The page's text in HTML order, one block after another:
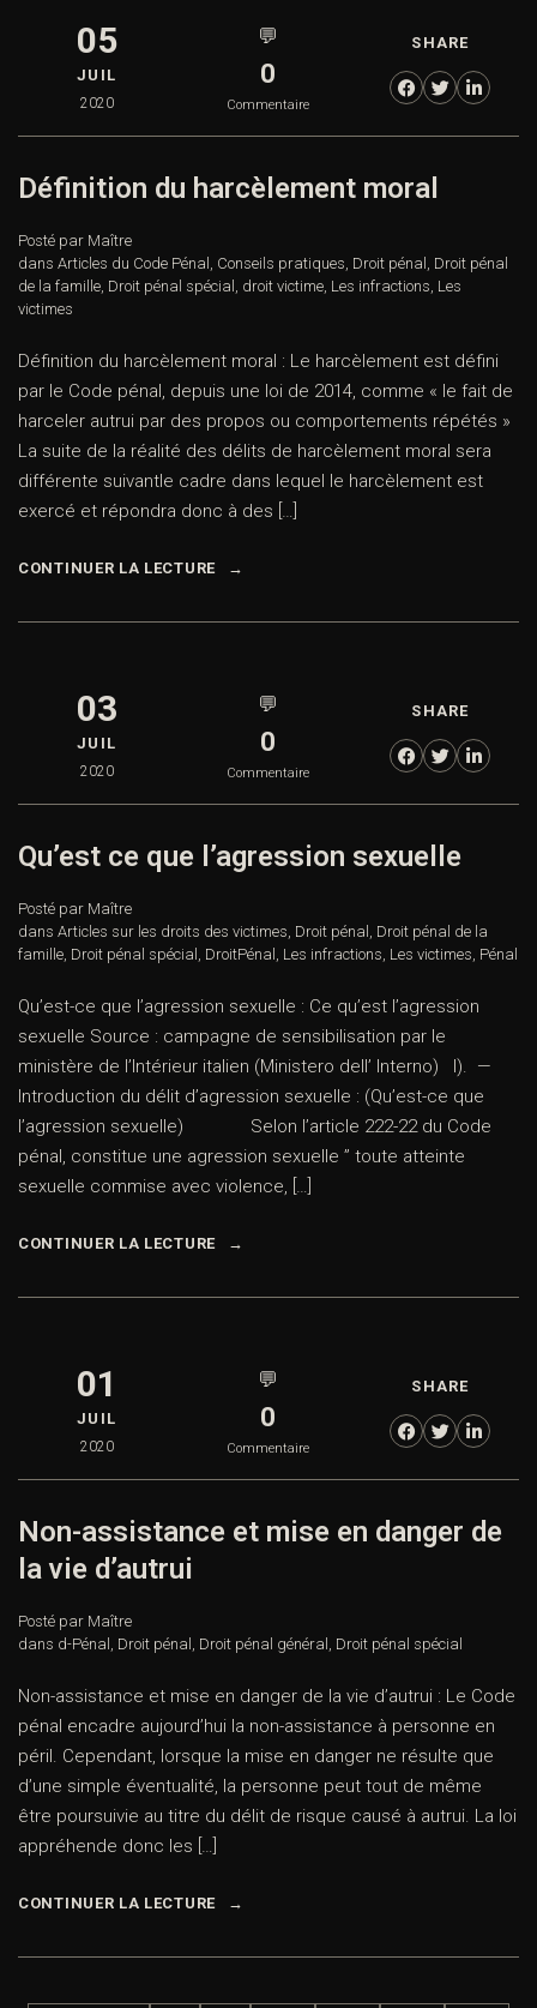
05
JUIL
2020
💬
0
Commentaire
SHARE
Définition du harcèlement moral
Posté par Maître
dans Articles du Code Pénal , Conseils pratiques, Droit pénal , Droit pénal
de la famille, Droit pénal spécial , droit victime, Les infractions, Les
victimes
Définition du harcèlement moral : Le harcèlement est défini
par le Code pénal, depuis une loi de 2014, comme « le fait de
harceler autrui par des propos ou comportements répétés »
La suite de la réalité des délits de harcèlement moral sera
différente suivantle cadre dans lequel le harcèlement est
exercé et répondra donc à des […]
CONTINUER LA LECTURE
03
JUIL
2020
💬
0
Commentaire
SHARE
Qu’est ce que l’agression sexuelle
Posté par Maître
dans Articles sur les droits des victimes, Droit pénal , Droit pénal de la
famille, Droit pénal spécial , DroitPénal , Les infractions, Les victimes, Pénal
Qu’est-ce que l’agression sexuelle : Ce qu’est l’agression
sexuelle Source : campagne de sensibilisation par le
ministère de l’Intérieur italien (Ministero dell’ Interno) I). —
Introduction du délit d’agression sexuelle : (Qu’est-ce que
l’agression sexuelle) Selon l’article 222-22 du Code
pénal, constitue une agression sexuelle ” toute atteinte
sexuelle commise avec violence, […]
CONTINUER LA LECTURE
01
JUIL
2020
💬
0
Commentaire
SHARE
Non-assistance et mise en danger de
la vie d’autrui
Posté par Maître
dans d-Pénal , Droit pénal , Droit pénal général , Droit pénal spécial
Non-assistance et mise en danger de la vie d’autrui : Le Code
pénal encadre aujourd’hui la non-assistance à personne en
péril. Cependant, lorsque la mise en danger ne résulte que
d’une simple éventualité, la personne peut tout de même
être poursuivie au titre du délit de risque causé à autrui. La loi
appréhende donc les […]
CONTINUER LA LECTURE